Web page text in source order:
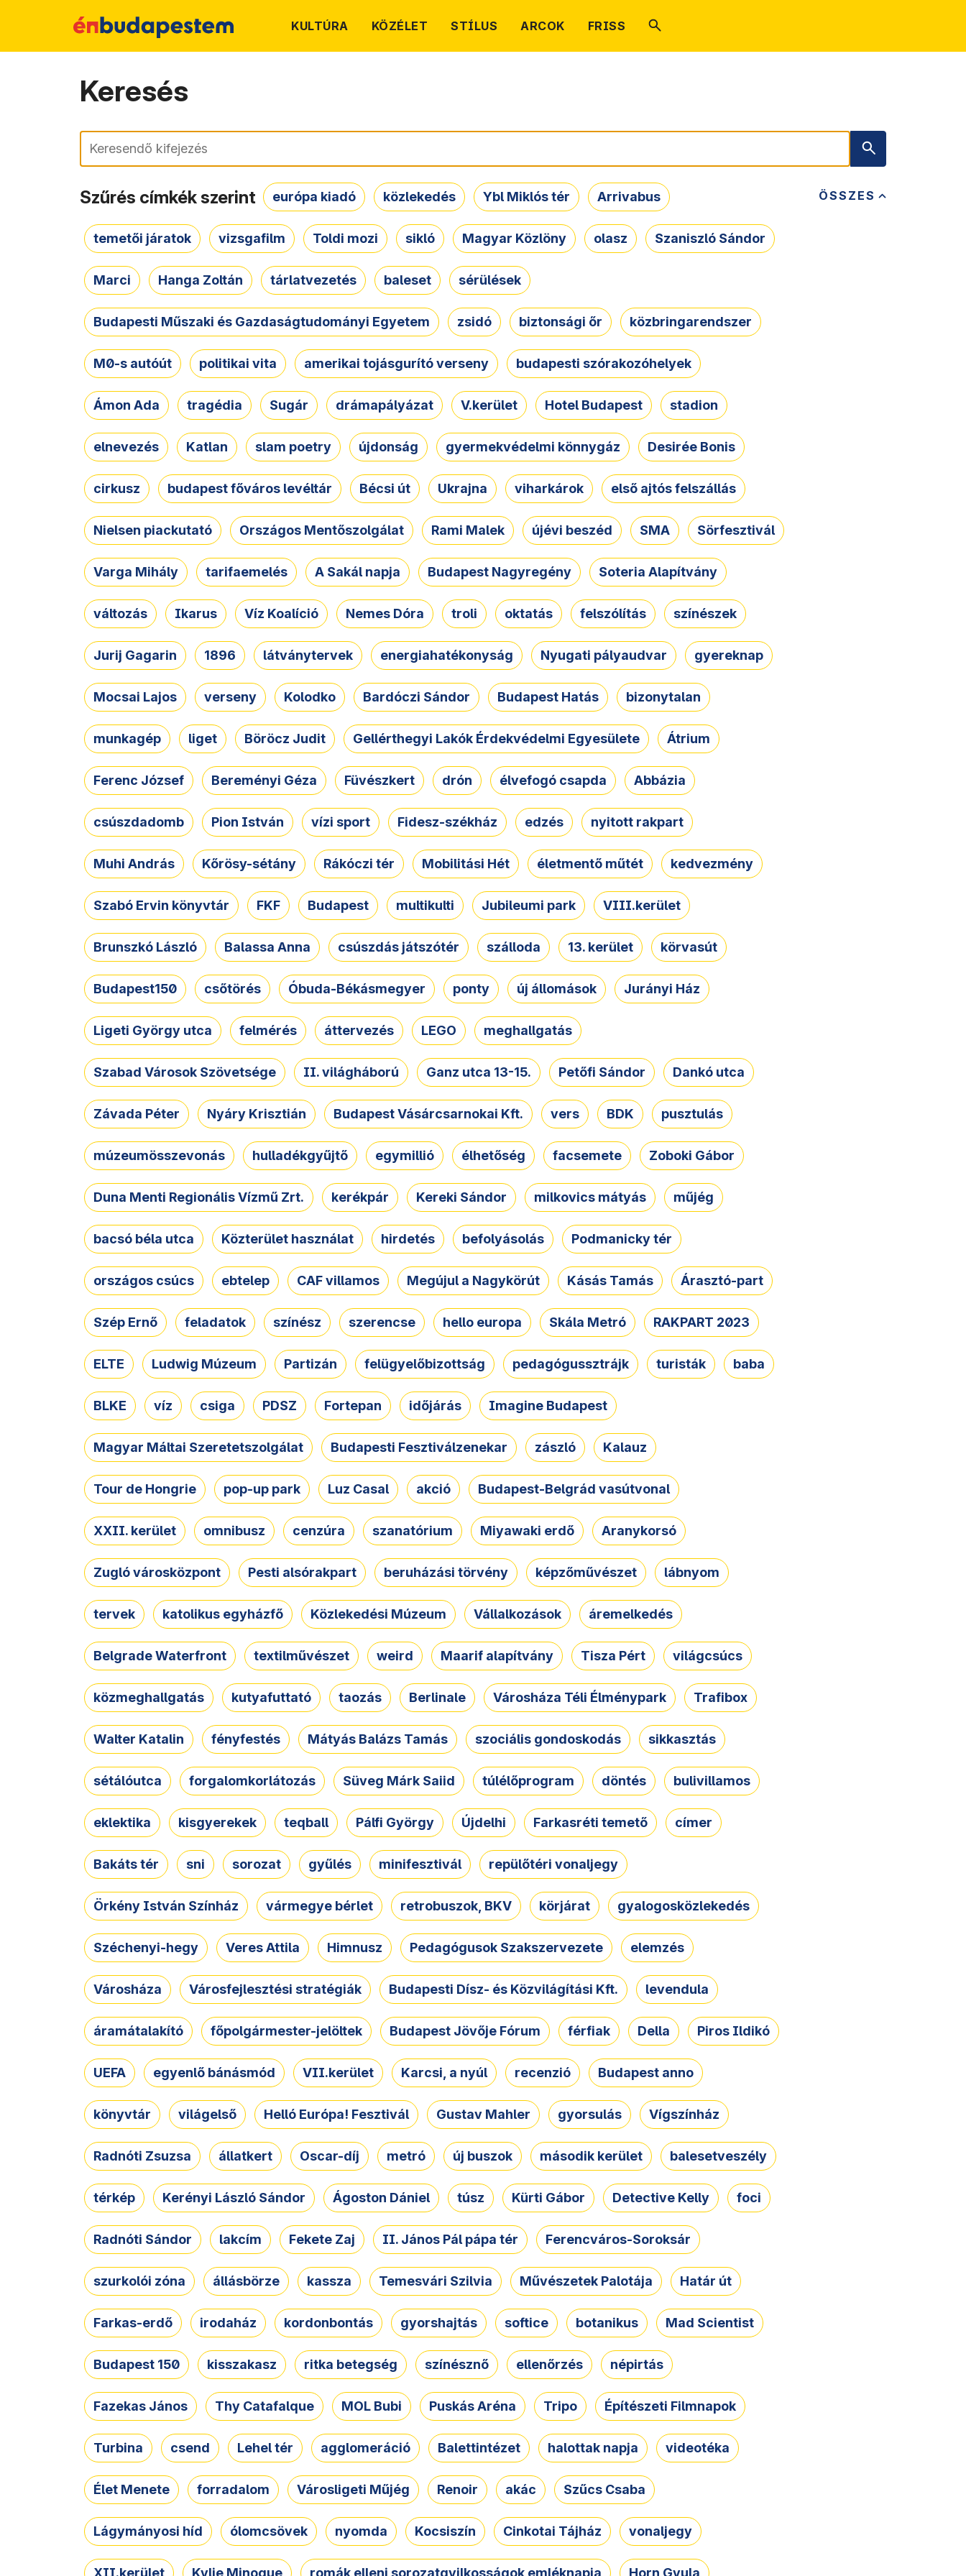
KULTÚRA KÖZÉLET STÍLUS ARCOK FRISS
Keresés
Keresés
ÖSSZES
Szűrés címkék szerint európa kiadó közlekedés Ybl Miklós tér Arrivabus
temetői járatok vizsgafilm Toldi mozi sikló Magyar Közlöny olasz Szaniszló Sándor
Marci Hanga Zoltán tárlatvezetés baleset sérülések
Budapesti Műszaki és Gazdaságtudományi Egyetem zsidó biztonsági őr közbringarendszer
M0-s autóút politikai vita amerikai tojásgurító verseny budapesti szórakozóhelyek
Ámon Ada tragédia Sugár drámapályázat V.kerület Hotel Budapest stadion
elnevezés Katlan slam poetry újdonság gyermekvédelmi könnygáz Desirée Bonis
cirkusz budapest főváros levéltár Bécsi út Ukrajna viharkárok első ajtós felszállás
Nielsen piackutató Országos Mentőszolgálat Rami Malek újévi beszéd SMA Sörfesztivál
Varga Mihály tarifaemelés A Sakál napja Budapest Nagyregény Soteria Alapítvány
változás Ikarus Víz Koalíció Nemes Dóra troli oktatás felszólítás színészek
Jurij Gagarin 1896 látványtervek energiahatékonyság Nyugati pályaudvar gyereknap
Mocsai Lajos verseny Kolodko Bardóczi Sándor Budapest Hatás bizonytalan
munkagép liget Böröcz Judit Gellérthegyi Lakók Érdekvédelmi Egyesülete Átrium
Ferenc József Bereményi Géza Füvészkert drón élvefogó csapda Abbázia
csúszdadomb Pion István vízi sport Fidesz-székház edzés nyitott rakpart
Muhi András Kőrösy-sétány Rákóczi tér Mobilitási Hét életmentő műtét kedvezmény
Szabó Ervin könyvtár FKF Budapest multikulti Jubileumi park VIII.kerület
Brunszkó László Balassa Anna csúszdás játszótér szálloda 13. kerület körvasút
Budapest150 csőtörés Óbuda-Békásmegyer ponty új állomások Jurányi Ház
Ligeti György utca felmérés áttervezés LEGO meghallgatás
Szabad Városok Szövetsége II. világháború Ganz utca 13-15. Petőfi Sándor Dankó utca
Závada Péter Nyáry Krisztián Budapest Vásárcsarnokai Kft. vers BDK pusztulás
múzeumösszevonás hulladékgyűjtő egymillió élhetőség facsemete Zoboki Gábor
Duna Menti Regionális Vízmű Zrt. kerékpár Kereki Sándor milkovics mátyás műjég
bacsó béla utca Közterület használat hirdetés befolyásolás Podmanicky tér
országos csúcs ebtelep CAF villamos Megújul a Nagykörút Kásás Tamás Árasztó-part
Szép Ernő feladatok színész szerencse hello europa Skála Metró RAKPART 2023
ELTE Ludwig Múzeum Partizán felügyelőbizottság pedagógussztrájk turisták baba
BLKE víz csiga PDSZ Fortepan időjárás Imagine Budapest
Magyar Máltai Szeretetszolgálat Budapesti Fesztiválzenekar zászló Kalauz
Tour de Hongrie pop-up park Luz Casal akció Budapest-Belgrád vasútvonal
XXII. kerület omnibusz cenzúra szanatórium Miyawaki erdő Aranykorsó
Zugló városközpont Pesti alsórakpart beruházási törvény képzőművészet lábnyom
tervek katolikus egyházfő Közlekedési Múzeum Vállalkozások áremelkedés
Belgrade Waterfront textilművészet weird Maarif alapítvány Tisza Pért világcsúcs
közmeghallgatás kutyafuttató taozás Berlinale Városháza Téli Élménypark Trafibox
Walter Katalin fényfestés Mátyás Balázs Tamás szociális gondoskodás sikkasztás
sétálóutca forgalomkorlátozás Süveg Márk Saiid túlélőprogram döntés bulivillamos
eklektika kisgyerekek teqball Pálfi György Újdelhi Farkasréti temető címer
Bakáts tér sni sorozat gyűlés minifesztivál repülőtéri vonaljegy
Örkény István Színház vármegye bérlet retrobuszok, BKV körjárat gyalogosközlekedés
Széchenyi-hegy Veres Attila Himnusz Pedagógusok Szakszervezete elemzés
Városháza Városfejlesztési stratégiák Budapesti Dísz- és Közvilágítási Kft. levendula
áramátalakító főpolgármester-jelöltek Budapest Jövője Fórum férfiak Della Piros Ildikó
UEFA egyenlő bánásmód VII.kerület Karcsi, a nyúl recenzió Budapest anno
könyvtár világelső Helló Európa! Fesztivál Gustav Mahler gyorsulás Vígszínház
Radnóti Zsuzsa állatkert Oscar-díj metró új buszok második kerület balesetveszély
térkép Kerényi László Sándor Ágoston Dániel túsz Kürti Gábor Detective Kelly foci
Radnóti Sándor lakcím Fekete Zaj II. János Pál pápa tér Ferencváros-Soroksár
szurkolói zóna állásbörze kassza Temesvári Szilvia Művészetek Palotája Határ út
Farkas-erdő irodaház kordonbontás gyorshajtás softice botanikus Mad Scientist
Budapest 150 kisszakasz ritka betegség színésznő ellenőrzés népirtás
Fazekas János Thy Catafalque MOL Bubi Puskás Aréna Tripo Építészeti Filmnapok
Turbina csend Lehel tér agglomeráció Balettintézet halottak napja videotéka
Élet Menete forradalom Városligeti Műjég Renoir akác Szűcs Csaba
Lágymányosi híd ólomcsövek nyomda Kocsiszín Cinkotai Tájház vonaljegy
XII.kerület Kylie Minogue romák elleni sorozatgyilkosságok emléknapja Horn Gyula